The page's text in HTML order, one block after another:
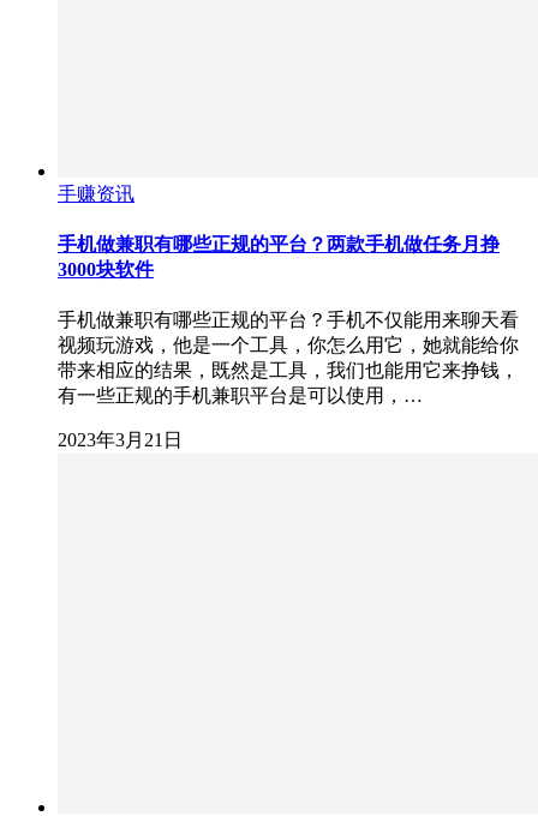
手赚资讯
手机做兼职有哪些正规的平台？两款手机做任务月挣
3000块软件
手机做兼职有哪些正规的平台？手机不仅能用来聊天看
视频玩游戏，他是一个工具，你怎么用它，她就能给你
带来相应的结果，既然是工具，我们也能用它来挣钱，
有一些正规的手机兼职平台是可以使用，…
2023年3月21日